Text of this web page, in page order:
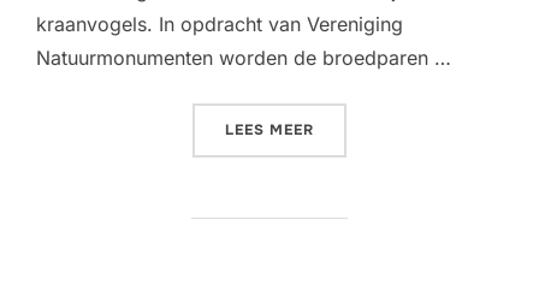
kraanvogels. In opdracht van Vereniging
Natuurmonumenten worden de broedparen …
LEES MEER